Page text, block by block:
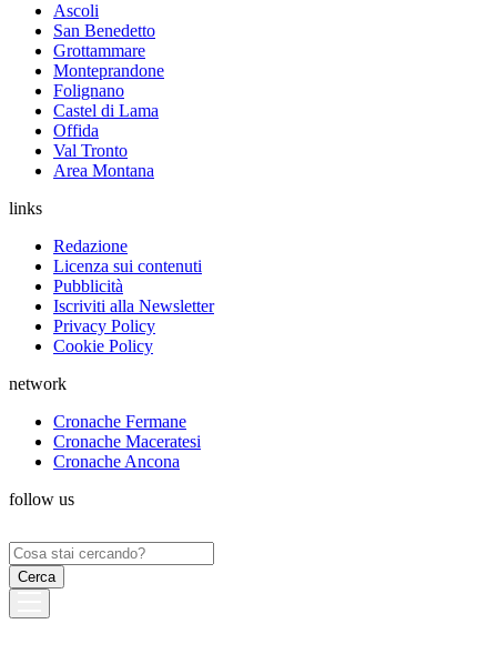
Ascoli
San Benedetto
Grottammare
Monteprandone
Folignano
Castel di Lama
Offida
Val Tronto
Area Montana
links
Redazione
Licenza sui contenuti
Pubblicità
Iscriviti alla Newsletter
Privacy Policy
Cookie Policy
network
Cronache Fermane
Cronache Maceratesi
Cronache Ancona
follow us
Ricerca
per: